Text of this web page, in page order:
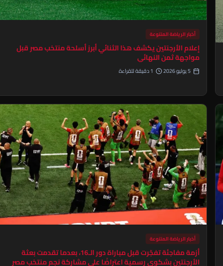
أخبار الرياضة المتنوعة
إعلام الأرجنتين يكشف هذا الثنائي أبرز أسلحة منتخب مصر قبل
مواجهة ثمن النهائي
أخبار الرياضة المتنوعة
أزمة مفاجئة تفجّرت قبل مباراة دور الـ16، بعدما تقدمت بعثة
الأرجنتين بشكوى رسمية اعتراضًا على مشاركة نجم منتخب مصر